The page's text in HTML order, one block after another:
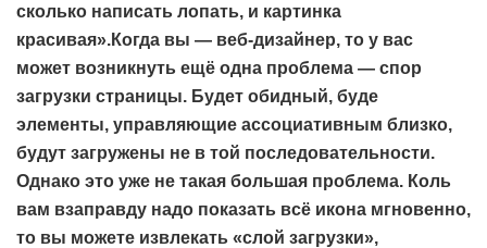
сколько написать лопать, и картинка
красивая».Когда вы — веб-дизайнер, то у вас
может возникнуть ещё одна проблема — спор
загрузки страницы. Будет обидный, буде
элементы, управляющие ассоциативным близко,
будут загружены не в той последовательности.
Однако это уже не такая большая проблема. Коль
вам взаправду надо показать всё икона мгновенно,
то вы можете извлекать «слой загрузки»,